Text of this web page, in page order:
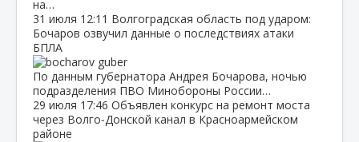
на…
31 июля 12:11 Волгоградская область под ударом:
Бочаров озвучил данные о последствиях атаки
БПЛА
По данным губернатора Андрея Бочарова, ночью
подразделения ПВО Минобороны России…
29 июля 17:46 Объявлен конкурс на ремонт моста
через Волго‑Донской канал в Красноармейском
районе